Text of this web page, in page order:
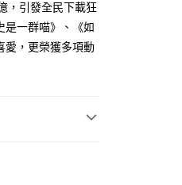
，引發全民下載狂
是一群喵》、《如
愛，更榮獲多項動